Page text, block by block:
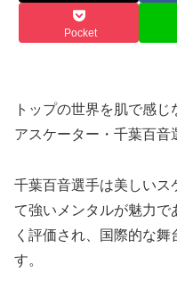
Pocket
トップの世界を肌で感
アスケーター・千葉百音
千葉百音選手は美しいス
て強いメンタルが魅力で
く評価され、国際的な
す。